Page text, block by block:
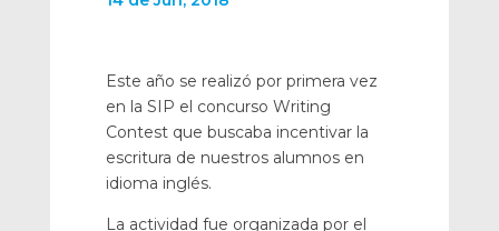
Este año se realizó por primera vez
en la SIP el concurso Writing
Contest que buscaba incentivar la
escritura de nuestros alumnos en
idioma inglés.
La actividad fue organizada por el